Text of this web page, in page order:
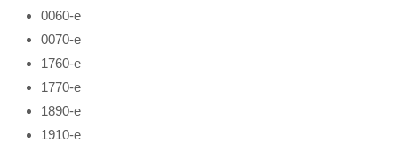
0060-е
0070-е
1760-е
1770-е
1890-е
1910-е